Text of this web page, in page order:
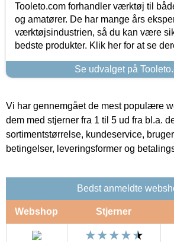
Tooleto.com forhandler værktøj til
og amatører. De har mange års
værktøjsindustrien, så du kan være
bedste produkter. Klik her for at se
Se udvalget på
Vi har gennemgået de mest populære
dem med stjerner fra 1 til 5 ud fra bl.a.
sortimentstørrelse, kundeservice,
betingelser, leveringsformer og
Bedst anmeldte
Webshop Stjerner